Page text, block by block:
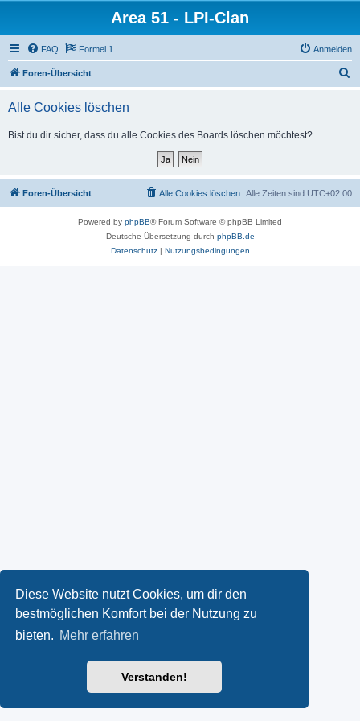
Diese Website nutzt Cookies, um dir den
bestmöglichen Komfort bei der Nutzung zu
bieten. Mehr erfahren
Verstanden!
Area 51 - LPI-Clan
FAQ Formel 1 Anmelden
Foren-Übersicht
Alle Cookies löschen
Bist du dir sicher, dass du alle Cookies des Boards löschen möchtest?
Foren-Übersicht Alle Zeiten sind UTC+02:00
Alle Cookies löschen
Powered by phpBB® Forum Software © phpBB Limited
Deutsche Übersetzung durch phpBB.de
Datenschutz| Nutzungsbedingungen